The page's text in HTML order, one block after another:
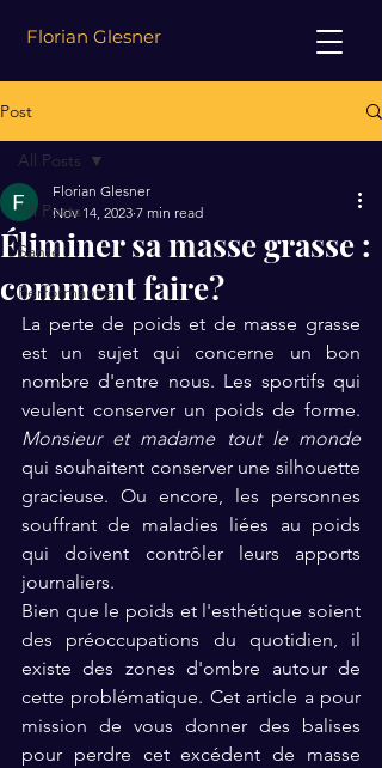
Florian Glesner
Post
All Posts
Santé
Performance
All Posts
Éliminer sa masse grasse :
comment faire?
Florian Glesner
Nov 14, 2023 7 min read
La perte de poids et de masse grasse
est un sujet qui concerne un bon
nombre d'entre nous. Les sportifs qui
Monsieur et madame tout le monde
qui souhaitent conserver une silhouette
gracieuse. Ou encore, les personnes
souffrant de maladies liées au poids
qui doivent contrôler leurs apports
journaliers.
Bien que le poids et l'esthétique soient
des préoccupations du quotidien, il
existe des zones d'ombre autour de
cette problématique. Cet article a pour
mission de vous donner des balises
pour perdre cet excédent de masse